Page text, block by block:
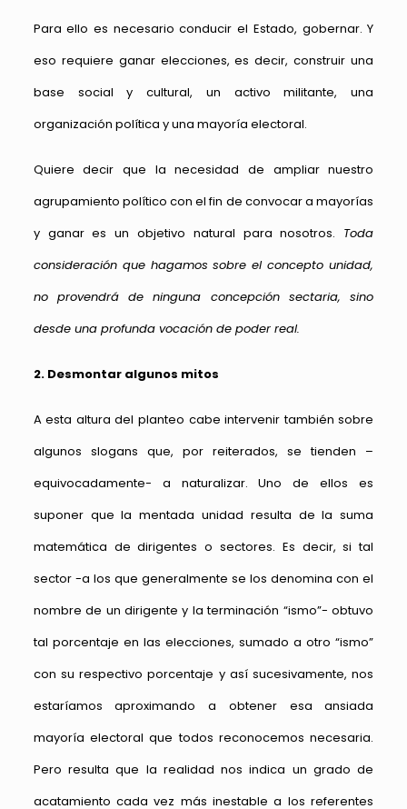
Para ello es necesario conducir el Estado, gobernar. Y
eso requiere ganar elecciones, es decir, construir una
base social y cultural, un activo militante, una
organización política y una mayoría electoral.
Quiere decir que la necesidad de ampliar nuestro
agrupamiento político con el fin de convocar a mayorías
y ganar es un objetivo natural para nosotros. Toda
consideración que hagamos sobre el concepto unidad,
no provendrá de ninguna concepción sectaria, sino
desde una profunda vocación de poder real.
2. Desmontar algunos mitos
A esta altura del planteo cabe intervenir también sobre
algunos slogans que, por reiterados, se tienden –
equivocadamente- a naturalizar. Uno de ellos es
suponer que la mentada unidad resulta de la suma
matemática de dirigentes o sectores. Es decir, si tal
sector -a los que generalmente se los denomina con el
nombre de un dirigente y la terminación “ismo”- obtuvo
tal porcentaje en las elecciones, sumado a otro “ismo”
con su respectivo porcentaje y así sucesivamente, nos
estaríamos aproximando a obtener esa ansiada
mayoría electoral que todos reconocemos necesaria.
Pero resulta que la realidad nos indica un grado de
acatamiento cada vez más inestable a los referentes